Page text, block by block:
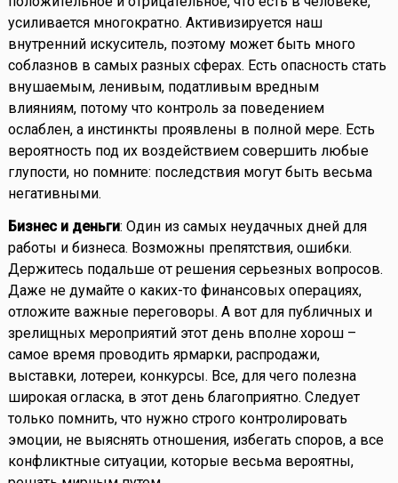
усиливается многократно. Активизируется наш
внутренний искуситель, поэтому может быть много
соблазнов в самых разных сферах. Есть опасность стать
внушаемым, ленивым, податливым вредным
влияниям, потому что контроль за поведением
ослаблен, а инстинкты проявлены в полной мере. Есть
вероятность под их воздействием совершить любые
глупости, но помните: последствия могут быть весьма
негативными.
Бизнес и деньги: Один из самых неудачных дней для
работы и бизнеса. Возможны препятствия, ошибки.
Держитесь подальше от решения серьезных вопросов.
Даже не думайте о каких-то финансовых операциях,
отложите важные переговоры. А вот для публичных и
зрелищных мероприятий этот день вполне хорош –
самое время проводить ярмарки, распродажи,
выставки, лотереи, конкурсы. Все, для чего полезна
широкая огласка, в этот день благоприятно. Следует
только помнить, что нужно строго контролировать
эмоции, не выяснять отношения, избегать споров, а все
конфликтные ситуации, которые весьма вероятны,